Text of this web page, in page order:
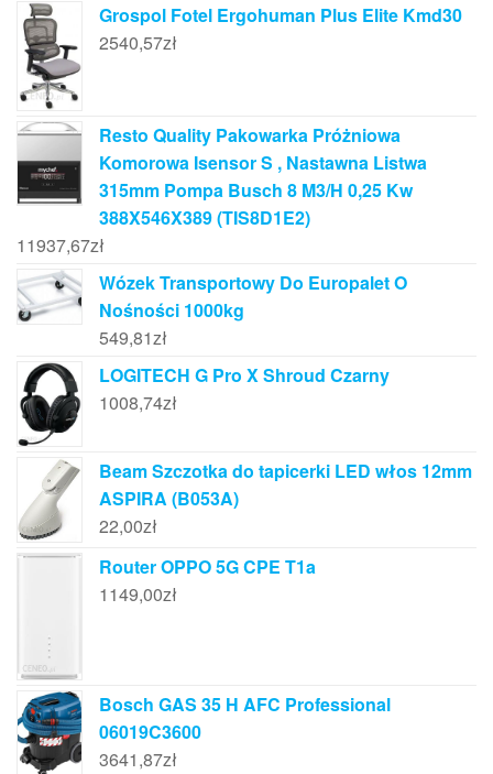
Grospol Fotel Ergohuman Plus Elite Kmd30
2540,57zł
Resto Quality Pakowarka Próżniowa
Komorowa Isensor S , Nastawna Listwa
315mm Pompa Busch 8 M3/H 0,25 Kw
388X546X389 (TIS8D1E2)
11937,67zł
Wózek Transportowy Do Europalet O
Nośności 1000kg
549,81zł
LOGITECH G Pro X Shroud Czarny
1008,74zł
Beam Szczotka do tapicerki LED włos 12mm
ASPIRA (B053A)
22,00zł
Router OPPO 5G CPE T1a
1149,00zł
Bosch GAS 35 H AFC Professional
06019C3600
3641,87zł